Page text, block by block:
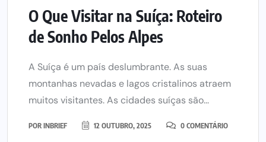
O Que Visitar na Suíça: Roteiro
de Sonho Pelos Alpes
A Suíça é um país deslumbrante. As suas
montanhas nevadas e lagos cristalinos atraem
muitos visitantes. As cidades suíças são...
POR INBRIEF 12 OUTUBRO, 2025 0 COMENTÁRIO